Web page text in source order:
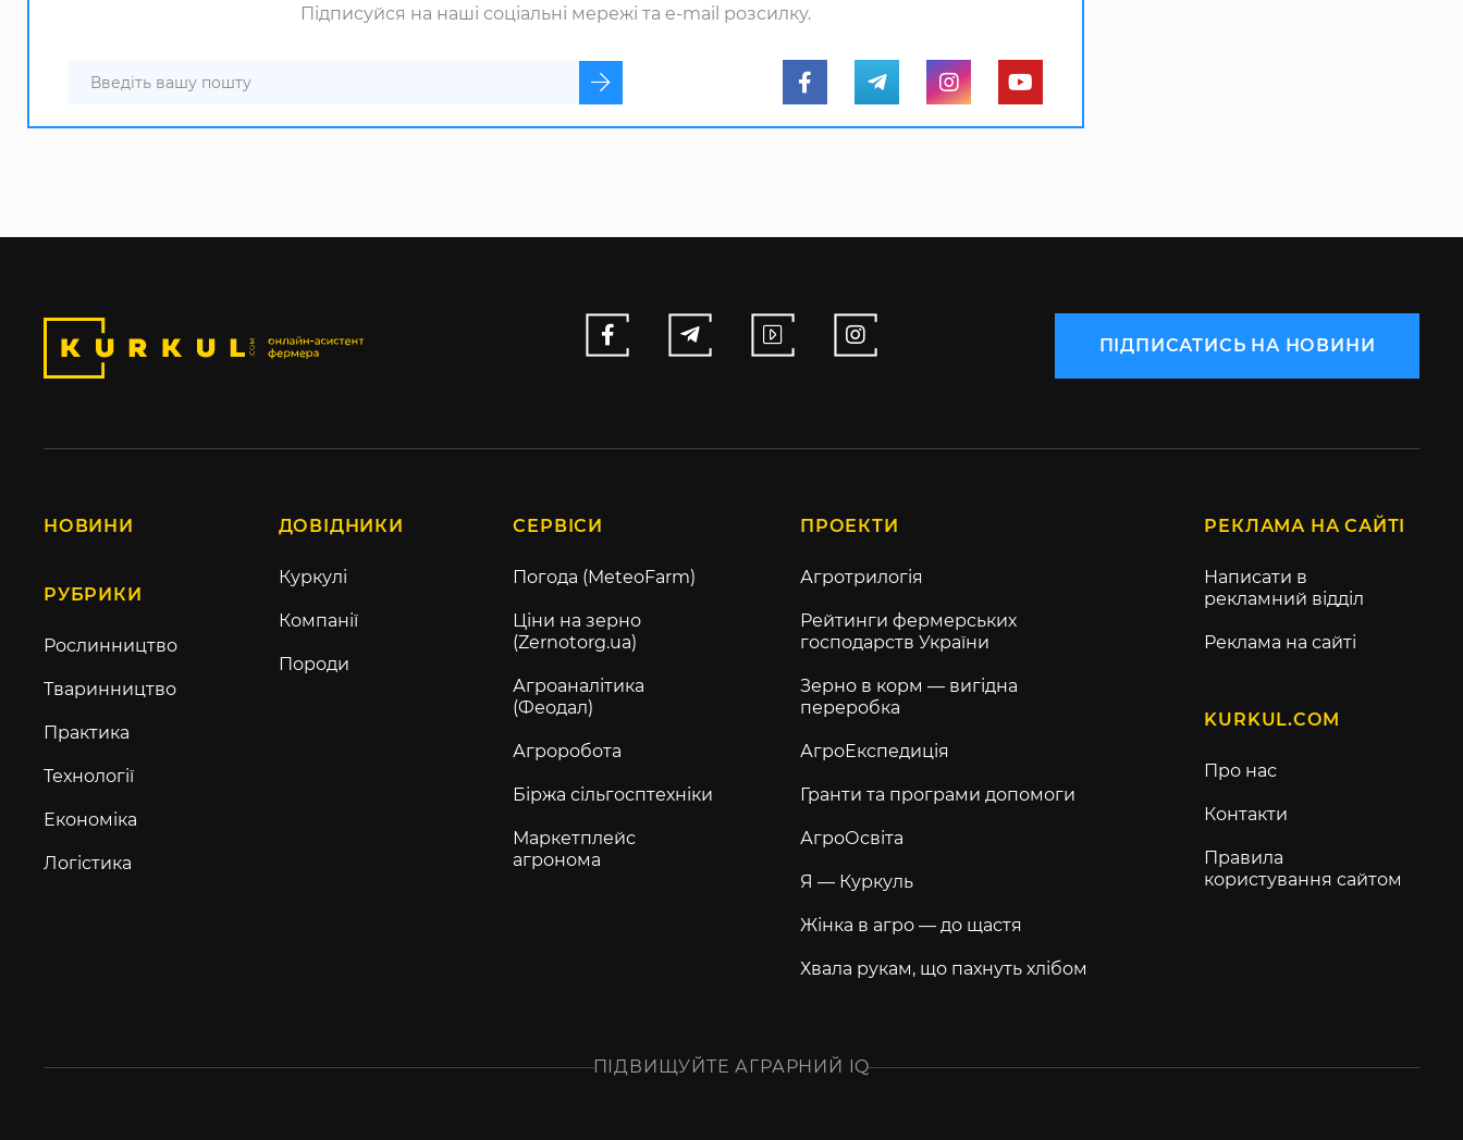
Підписуйся на наші соціальні мережі та e-mail розсилку.
ПІДПИСАТИСЬ НА НОВИНИ
НОВИНИ
РУБРИКИ
Рослинництво
Тваринництво
Практика
Технології
Економіка
Логістика
ДОВІДНИКИ
Куркулі
Компанії
Породи
СЕРВІСИ
Погода (MeteoFarm)
Ціни на зерно
(Zernotorg.ua)
Агроаналітика
(Феодал)
Агроробота
Біржа сільгосптехніки
Маркетплейс
агронома
ПРОЕКТИ
Агротрилогія
Рейтинги фермерських
господарств України
Зерно в корм — вигідна
переробка
АгроЕкспедиція
Гранти та програми допомоги
АгроОсвіта
Я — Куркуль
Жінка в агро — до щастя
Хвала рукам, що пахнуть хлібом
РЕКЛАМА НА САЙТІ
Написати в
рекламний відділ
Реклама на сайті
KURKUL.COM
Про нас
Контакти
Правила
користування сайтом
ПІДВИЩУЙТЕ АГРАРНИЙ IQ